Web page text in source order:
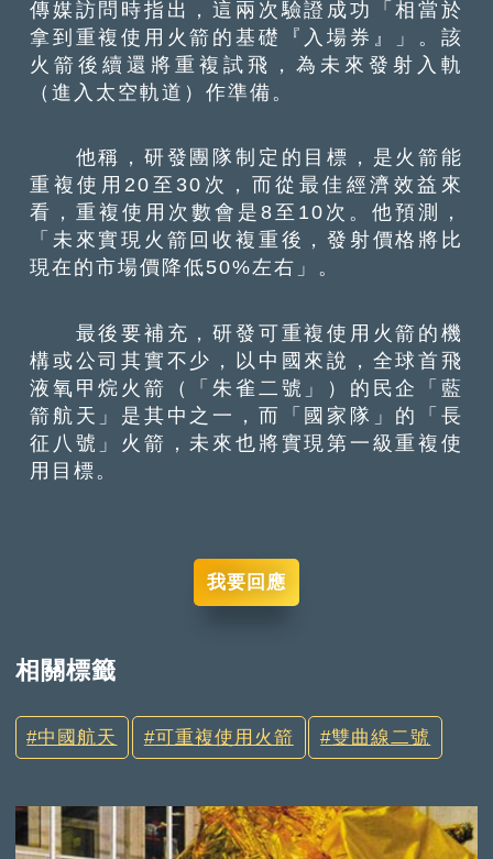
傳媒訪問時指出，這兩次驗證成功「相當於
拿到重複使用火箭的基礎『入場券』」。該
火箭後續還將重複試飛，為未來發射入軌
（進入太空軌道）作準備。
他稱，研發團隊制定的目標，是火箭能
重複使用20至30次，而從最佳經濟效益來
看，重複使用次數會是8至10次。他預測，
「未來實現火箭回收複重後，發射價格將比
現在的市場價降低50%左右」。
最後要補充，研發可重複使用火箭的機
構或公司其實不少，以中國來說，全球首飛
液氧甲烷火箭（「朱雀二號」）的民企「藍
箭航天」是其中之一，而「國家隊」的「長
征八號」火箭，未來也將實現第一級重複使
用目標。
我要回應
相關標籤
中國航天 可重複使用火箭 雙曲線二號